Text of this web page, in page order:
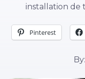
installation de
Pinterest